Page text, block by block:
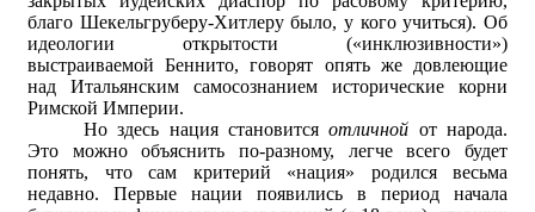
благо Шекельгруберу-Хитлеру было, у кого учиться). Об
идеологии открытости («инклюзивности»)
выстраиваемой Беннито, говорят опять же довлеющие
над Итальянским самосознанием исторические корни
Римской Империи.
Но здесь нация становитсяотличной от народа.
Это можно объяснить по-разному, легче всего будет
понять, что сам критерий «нация» родился весьма
недавно. Первые нации появились в период начала